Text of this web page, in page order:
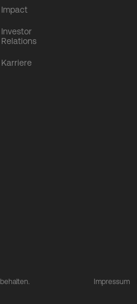
Impact
Investor
Relations
Karriere
Impressum